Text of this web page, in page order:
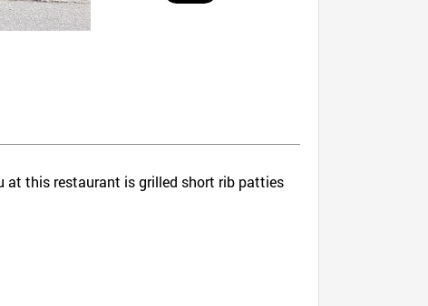
at this restaurant is grilled short rib patties